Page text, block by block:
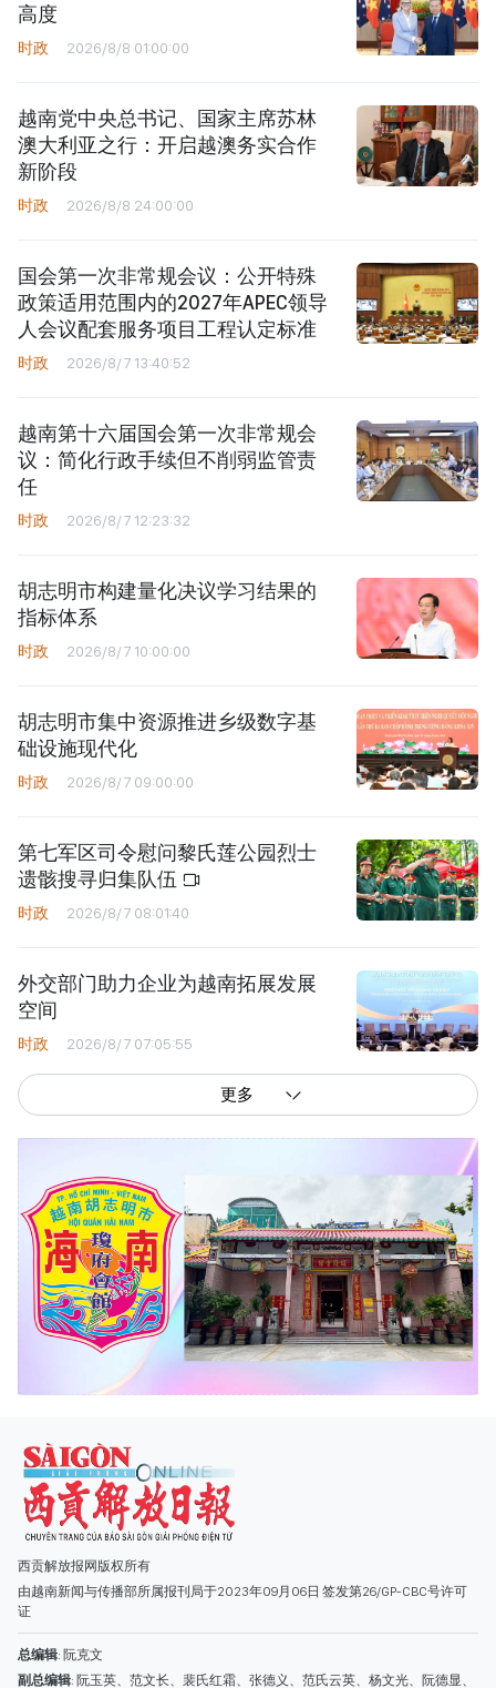
高度
时政 2026/8/8 01:00:00
越南党中央总书记、国家主席苏林
澳大利亚之行：开启越澳务实合作
新阶段
时政 2026/8/8 24:00:00
国会第一次非常规会议：公开特殊
政策适用范围内的2027年APEC领导
人会议配套服务项目工程认定标准
时政 2026/8/7 13:40:52
越南第十六届国会第一次非常规会
议：简化行政手续但不削弱监管责
任
时政 2026/8/7 12:23:32
胡志明市构建量化决议学习结果的
指标体系
时政 2026/8/7 10:00:00
胡志明市集中资源推进乡级数字基
础设施现代化
时政 2026/8/7 09:00:00
第七军区司令慰问黎氏莲公园烈士
遗骸搜寻归集队伍
时政 2026/8/7 08:01:40
外交部门助力企业为越南拓展发展
空间
时政 2026/8/7 07:05:55
更多
西贡解放报网版权所有
由越南新闻与传播部所属报刊局于2023年09月06日 签发第26/GP-CBC号许可
副总编辑: 阮玉英、范文长、裴氏红霜、张德义、范氏云英、杨文光、阮德显、
阮克强、陈嘉宝
主编: 阮玉英
社址: 胡志明市棋盘坊阮氏明开街432-434号
总台: (028) 39294091 - 转 060
热线: 096.558.1888
编辑部: (028) 39294092 - 转 060
电子信箱
广告部